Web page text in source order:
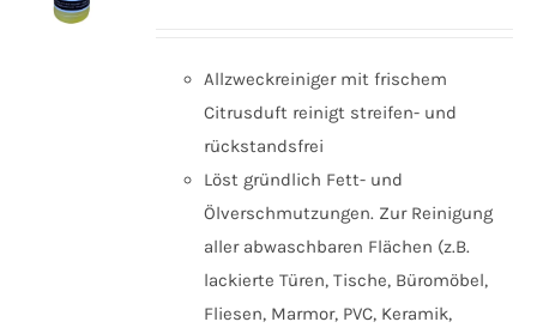
Allzweckreiniger mit frischem
Citrusduft reinigt streifen- und
rückstandsfrei
Löst gründlich Fett- und
Ölverschmutzungen. Zur Reinigung
aller abwaschbaren Flächen (z.B.
lackierte Türen, Tische, Büromöbel,
Fliesen, Marmor, PVC, Keramik,